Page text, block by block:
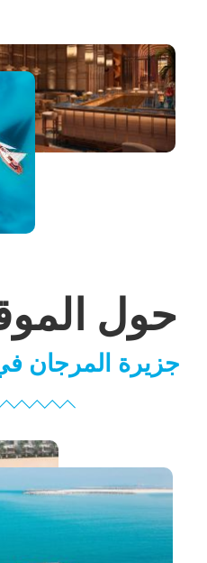
حول
جزيرة المرجان